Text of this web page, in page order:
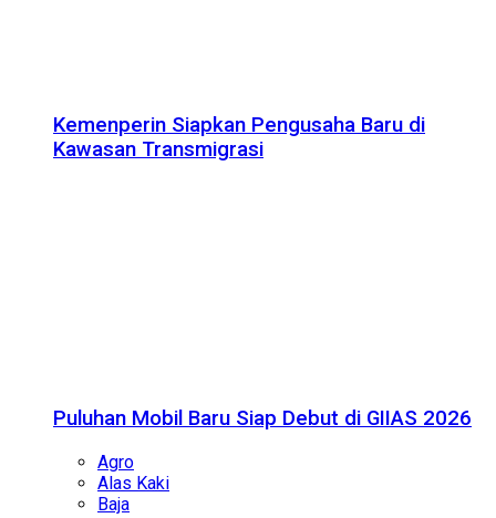
Kemenperin Siapkan Pengusaha Baru di
Kawasan Transmigrasi
Puluhan Mobil Baru Siap Debut di GIIAS 2026
Agro
Alas Kaki
Baja